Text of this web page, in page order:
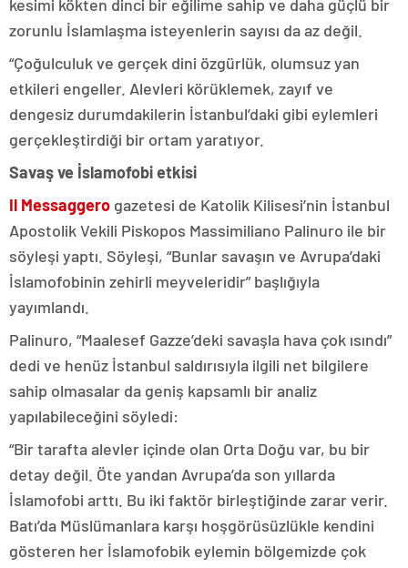
kesimi kökten dinci bir eğilime sahip ve daha güçlü bir
zorunlu İslamlaşma isteyenlerin sayısı da az değil.
“Çoğulculuk ve gerçek dini özgürlük, olumsuz yan
etkileri engeller. Alevleri körüklemek, zayıf ve
dengesiz durumdakilerin İstanbul’daki gibi eylemleri
gerçekleştirdiği bir ortam yaratıyor.
Savaş ve İslamofobi etkisi
Il Messaggero gazetesi de Katolik Kilisesi’nin İstanbul
Apostolik Vekili Piskopos Massimiliano Palinuro ile bir
söyleşi yaptı. Söyleşi, “Bunlar savaşın ve Avrupa’daki
İslamofobinin zehirli meyveleridir” başlığıyla
yayımlandı.
Palinuro, “Maalesef Gazze’deki savaşla hava çok ısındı”
dedi ve henüz İstanbul saldırısıyla ilgili net bilgilere
sahip olmasalar da geniş kapsamlı bir analiz
yapılabileceğini söyledi:
“Bir tarafta alevler içinde olan Orta Doğu var, bu bir
detay değil. Öte yandan Avrupa’da son yıllarda
İslamofobi arttı. Bu iki faktör birleştiğinde zarar verir.
Batı’da Müslümanlara karşı hoşgörüsüzlükle kendini
gösteren her İslamofobik eylemin bölgemizde çok